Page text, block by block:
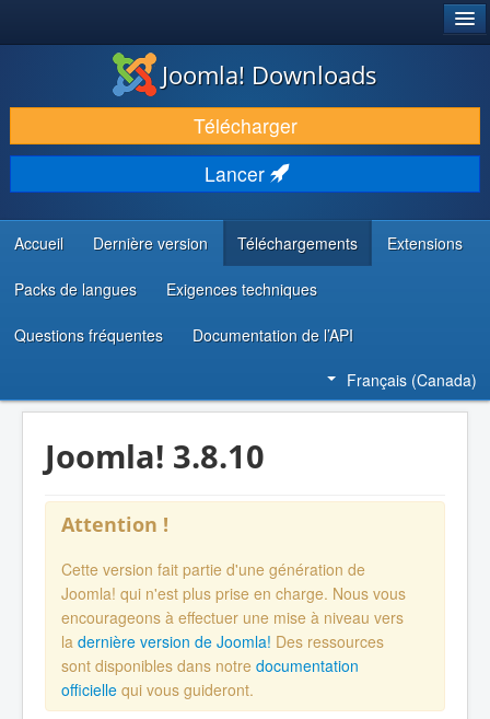
TÉLÉCHARGER & ENRICHIR
DÉCOUVRIR & APPRENDRE
COMMUNAUTÉ & SUPPORT
RESSOURCES DÉVELOPPEURS
Joomla! Downloads
Télécharger
Lancer
Accueil Dernière version Téléchargements Extensions
Packs de langues Exigences techniques
Questions fréquentes Documentation de l’API
Français (Canada)
Joomla! 3.8.10
Attention !
Cette version fait partie d'une génération de
Joomla! qui n'est plus prise en charge. Nous vous
encourageons à effectuer une mise à niveau vers
la dernière version de Joomla! Des ressources
sont disponibles dans notre documentation
officielle qui vous guideront.